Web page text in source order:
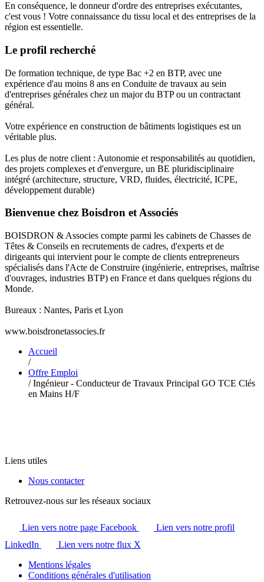
En conséquence, le donneur d'ordre des entreprises exécutantes,
c'est vous ! Votre connaissance du tissu local et des entreprises de la
région est essentielle.
Le profil recherché
De formation technique, de type Bac +2 en BTP, avec une
expérience d'au moins 8 ans en Conduite de travaux au sein
d'entreprises générales chez un major du BTP ou un contractant
général.
Votre expérience en construction de bâtiments logistiques est un
véritable plus.
Les plus de notre client : Autonomie et responsabilités au quotidien,
des projets complexes et d'envergure, un BE pluridisciplinaire
intégré (architecture, structure, VRD, fluides, électricité, ICPE,
développement durable)
Bienvenue chez Boisdron et Associés
BOISDRON & Associes compte parmi les cabinets de Chasses de
Têtes & Conseils en recrutements de cadres, d'experts et de
dirigeants qui intervient pour le compte de clients entrepreneurs
spécialisés dans l'Acte de Construire (ingénierie, entreprises, maîtrise
d'ouvrages, industries BTP) en France et dans quelques régions du
Monde.
Bureaux : Nantes, Paris et Lyon
www.boisdronetassocies.fr
Accueil
/
Offre Emploi
/ Ingénieur - Conducteur de Travaux Principal GO TCE Clés
en Mains H/F
Liens utiles
Nous contacter
Retrouvez-nous sur les réseaux sociaux
Lien vers notre page Facebook
Lien vers notre profil
LinkedIn
Lien vers notre flux X
Mentions légales
Conditions générales d'utilisation